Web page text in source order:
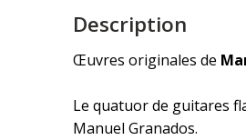
Description
Œuvres originales de
Le quatuor de guitares
Manuel Granados.